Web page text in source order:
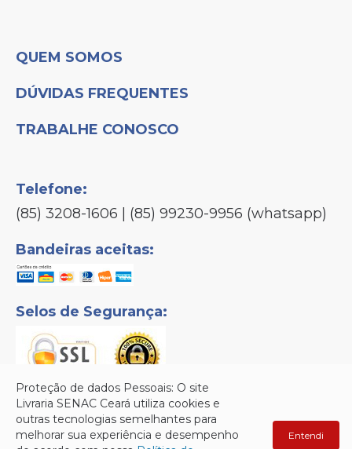
QUEM SOMOS
DÚVIDAS FREQUENTES
TRABALHE CONOSCO
Telefone:
(85) 3208-1606 | (85) 99230-9956 (whatsapp)
Bandeiras aceitas:
Selos de Segurança:
Senac © Copyright 2026 - Todos os direitos reservados.
Proteção de dados Pessoais: O site
Livraria SENAC Ceará utiliza cookies e
outras tecnologias semelhantes para
melhorar sua experiência e desempenho
Entendi